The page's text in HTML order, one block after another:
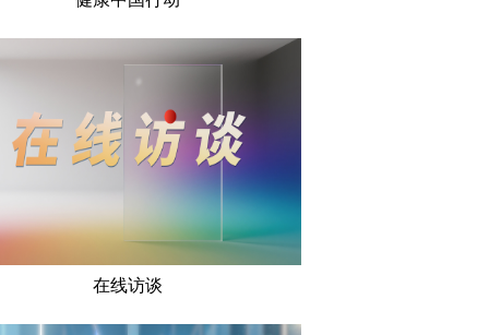
在线访谈